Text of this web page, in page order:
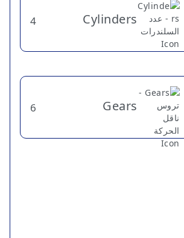
Cylinders
4
Gears
6